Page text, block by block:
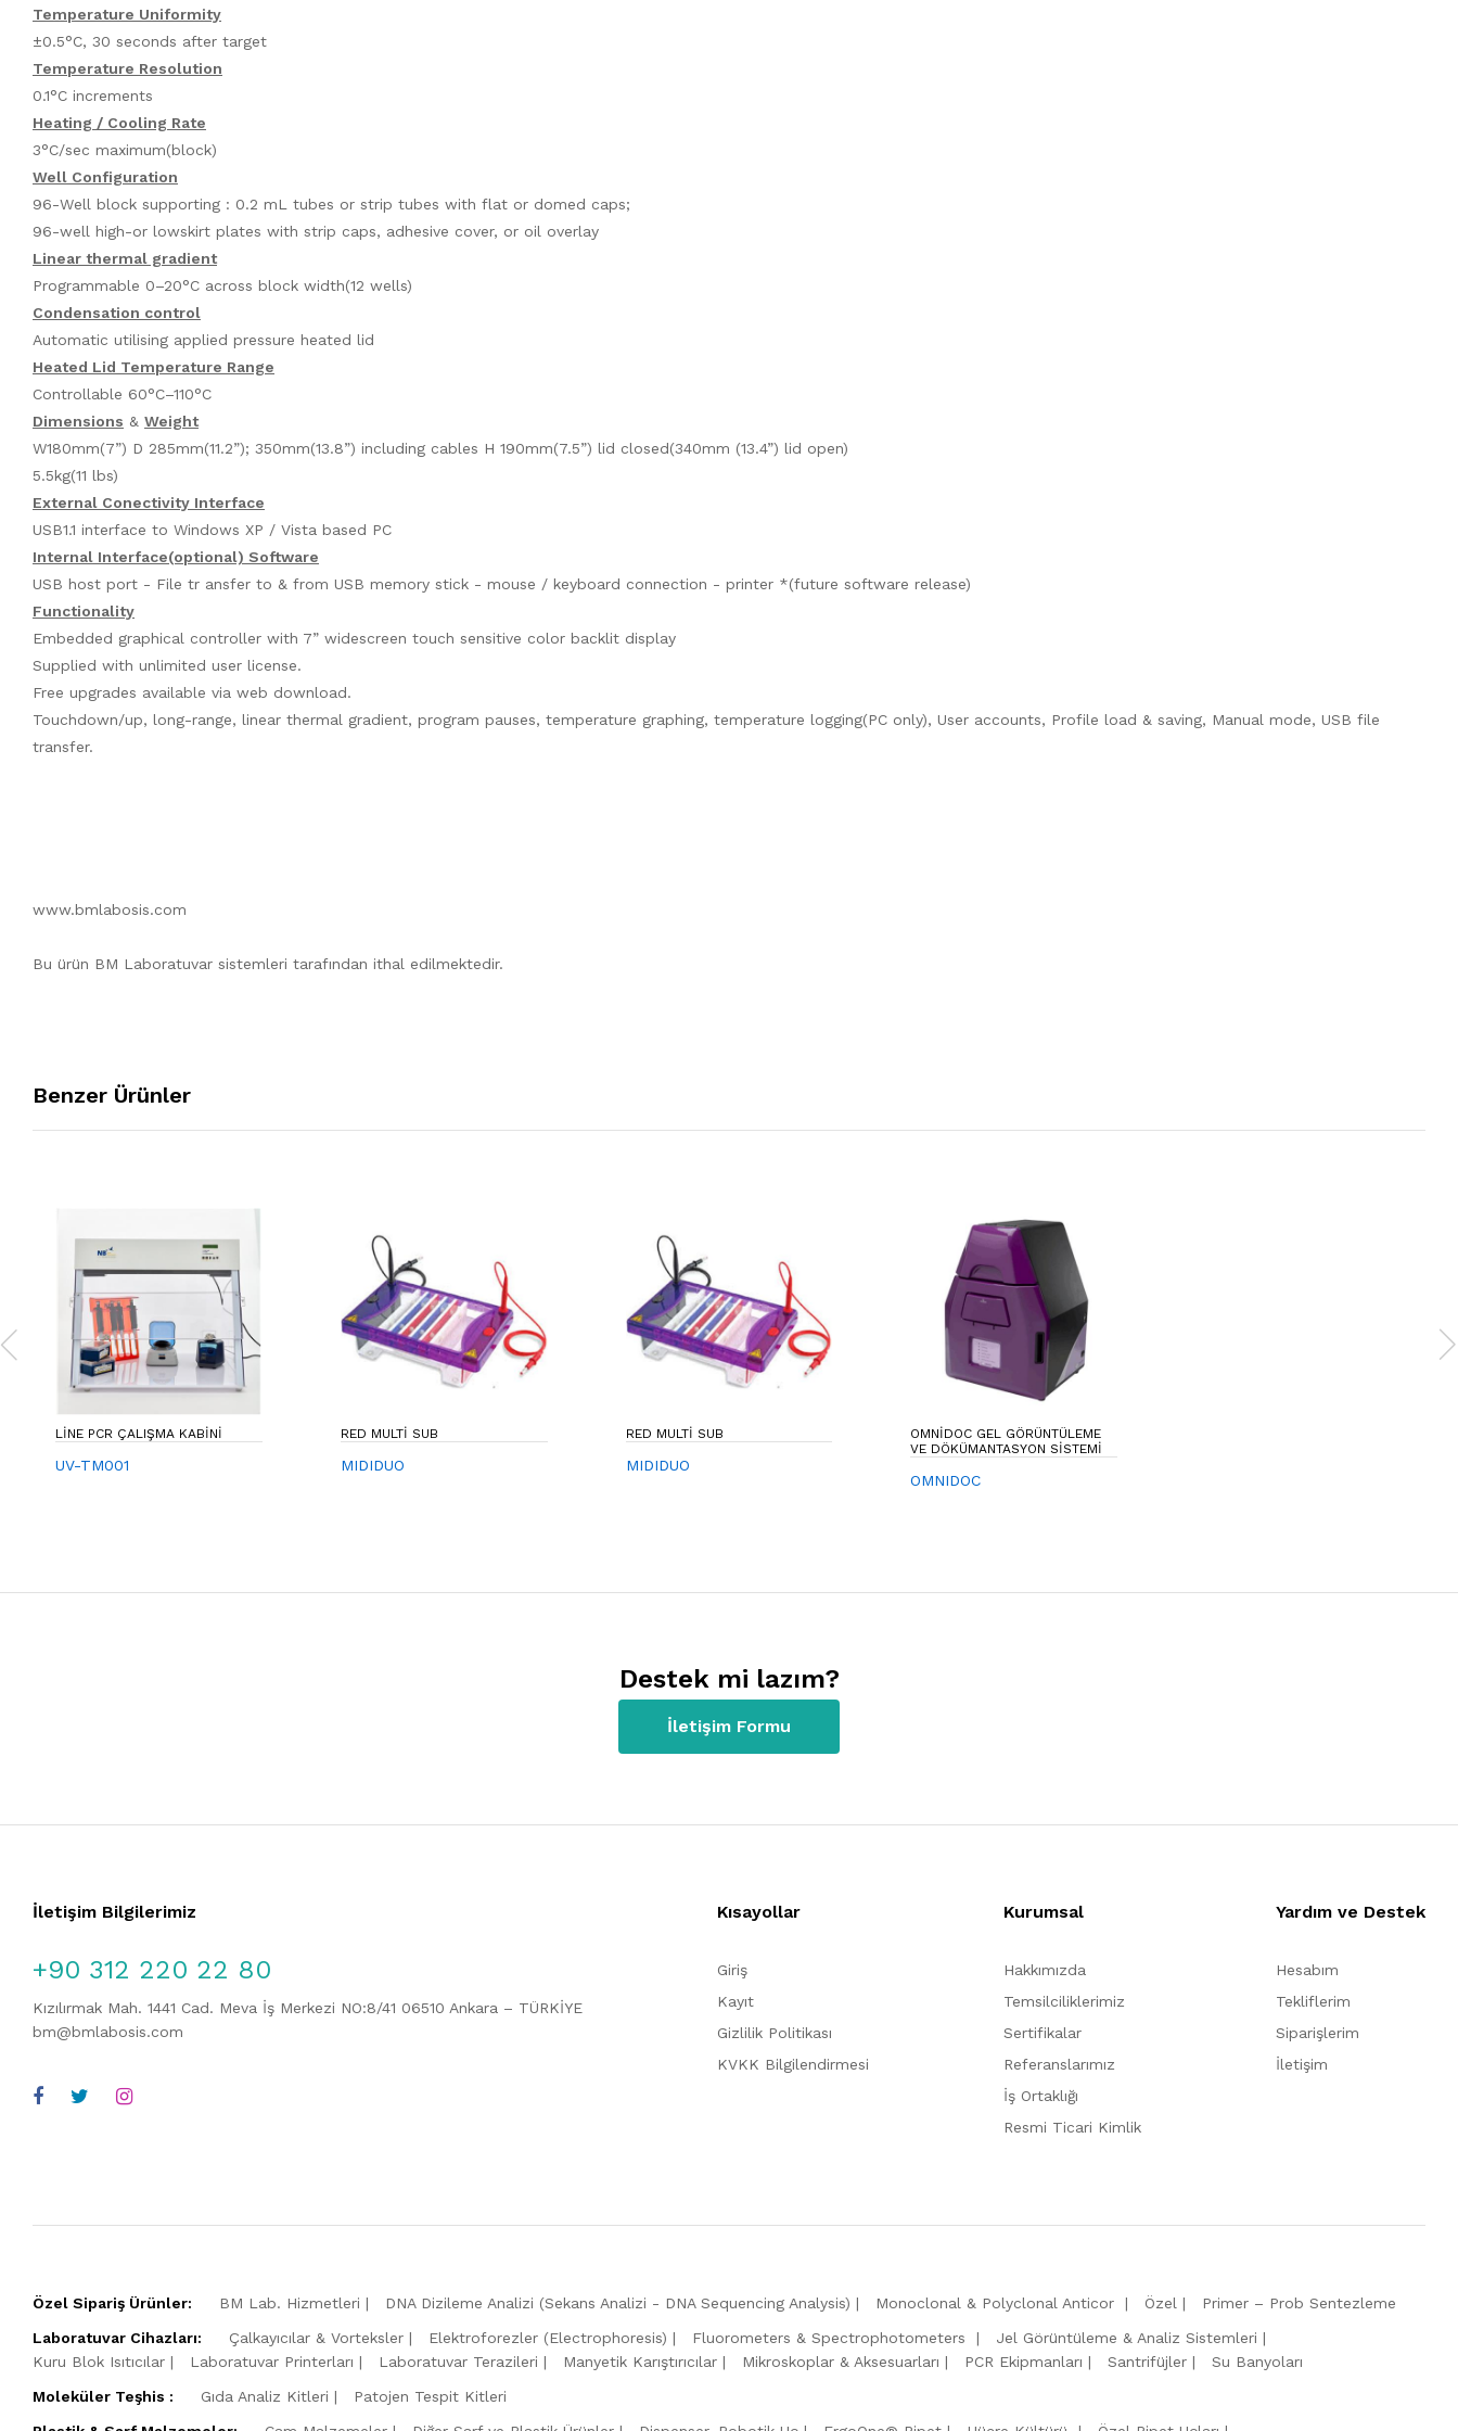
Temperature Uniformity
±0.5°C, 30 seconds after target
Temperature Resolution
0.1°C increments
Heating / Cooling Rate
3°C/sec maximum(block)
Well Configuration
96-Well block supporting : 0.2 mL tubes or strip tubes with flat or domed caps;
96-well high-or lowskirt plates with strip caps, adhesive cover, or oil overlay
Linear thermal gradient
Programmable 0–20°C across block width(12 wells)
Condensation control
Automatic utilising applied pressure heated lid
Heated Lid Temperature Range
Controllable 60°C–110°C
Dimensions & Weight
W180mm(7”) D 285mm(11.2”); 350mm(13.8”) including cables H 190mm(7.5”) lid closed(340mm (13.4”) lid open)
5.5kg(11 lbs)
External Conectivity Interface
USB1.1 interface to Windows XP / Vista based PC
Internal Interface(optional) Software
USB host port - File tr ansfer to & from USB memory stick - mouse / keyboard connection - printer *(future software release)
Functionality
Embedded graphical controller with 7” widescreen touch sensitive color backlit display
Supplied with unlimited user license.
Free upgrades available via web download.
Touchdown/up, long-range, linear thermal gradient, program pauses, temperature graphing, temperature logging(PC only), User accounts, Profile load & saving, Manual mode, USB file
transfer.
www.bmlabosis.com
Bu ürün BM Laboratuvar sistemleri tarafından ithal edilmektedir.
Benzer Ürünler
LINE PCR ÇALIŞMA KABINI
UV-TM001
RED MULTI SUB
MIDIDUO
RED MULTI SUB
MIDIDUO
OMNIDOC GEL GÖRÜNTÜLEME
VE DÖKÜMANTASYON SISTEMI
OMNIDOC
Destek mi lazım?
İletişim Formu
İletişim Bilgilerimiz
+90 312 220 22 80
Kızılırmak Mah. 1441 Cad. Meva İş Merkezi NO:8/41 06510 Ankara – TÜRKİYE
bm@bmlabosis.com
Kısayollar
Giriş
Kayıt
Gizlilik Politikası
KVKK Bilgilendirmesi
Kurumsal
Hakkımızda
Temsilciliklerimiz
Sertifikalar
Referanslarımız
İş Ortaklığı
Resmi Ticari Kimlik
Yardım ve Destek
Hesabım
Tekliflerim
Siparişlerim
İletişim
Özel Sipariş Ürünler: BM Lab. Hizmetleri DNA Dizileme Analizi (Sekans Analizi - DNA Sequencing Analysis) Monoclonal & Polyclonal Anticor Özel
Primer – Prob Sentezleme
Laboratuvar Cihazları:
Çalkayıcılar & Vorteksler Elektroforezler (Electrophoresis) Fluorometers & Spectrophotometers
Jel Görüntüleme & Analiz Sistemleri
Kuru Blok Isıtıcılar
Laboratuvar Printerları Laboratuvar Terazileri Manyetik Karıştırıcılar Mikroskoplar & Aksesuarları PCR Ekipmanları Santrifüjler
Su Banyoları
Moleküler Teşhis :
Gıda Analiz Kitleri
Patojen Tespit Kitleri